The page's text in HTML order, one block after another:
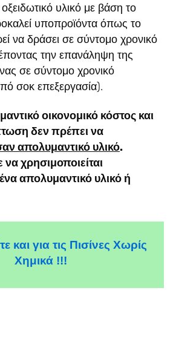
υλικό με βάση το
υποπροϊόντα όπως το
να δράσει σε σύντομο χρονικό
την επανάληψη της
σε σύντομο χρονικό
σοκ επεξεργασία).
οικονομικό κόστος και
δεν πρέπει να
απολυμαντικό υλικό.
χρησιμοποιείται
απολυμαντικό υλικό ή
και για τις Πισίνες Χωρίς
Χημικά !!!